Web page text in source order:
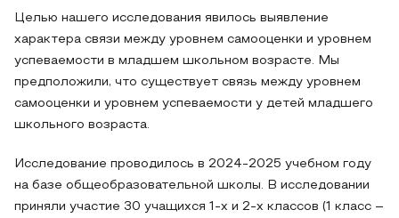
Целью нашего исследования явилось выявление
характера связи между уровнем самооценки и уровнем
успеваемости в младшем школьном возрасте. Мы
предположили, что существует связь между уровнем
самооценки и уровнем успеваемости у детей младшего
школьного возраста.
Исследование проводилось в 2024-2025 учебном году
на базе общеобразовательной школы. В исследовании
приняли участие 30 учащихся 1-х и 2-х классов (1 класс –